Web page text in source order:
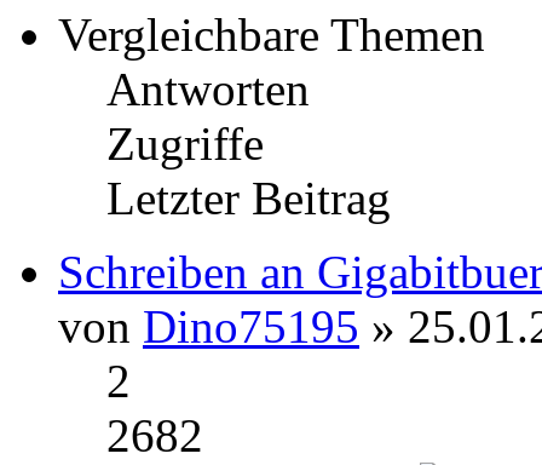
Vergleichbare Themen
Antworten
Zugriffe
Letzter Beitrag
Schreiben an
von Dino75195 »
2
2682